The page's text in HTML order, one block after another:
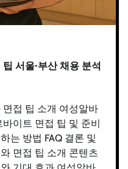
서울·부산 채용 분석
접 팁 소개 여성알바
이트 면접 팁 및 준비
는 방법 FAQ 결론 및
면접 팁 소개 콘텐츠